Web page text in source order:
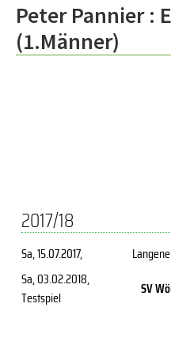
Peter Pannier :
(1.Männer)
2017/18
Sa, 15.07.2017,
Sa, 03.02.2018,
Testspiel
SV